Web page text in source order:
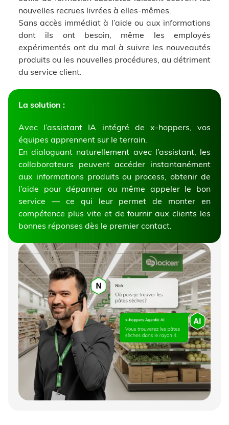
nouvelles recrues livrées à elles-mêmes.
Sans accès immédiat à l’aide ou aux informations
dont ils ont besoin, même les employés
expérimentés ont du mal à suivre les nouveautés
produits ou les nouvelles procédures, au détriment
du service client.
La solution :
Avec l’assistant IA intégré de x-hoppers, vos
équipes apprennent sur le terrain.
En dialoguant naturellement avec l’assistant, les
collaborateurs peuvent accéder instantanément
aux informations produits ou process, obtenir de
l’aide pour dépanner ou même appeler le bon
service — ce qui leur permet de monter en
compétence plus vite et de fournir aux clients les
bonnes réponses dès le premier contact.